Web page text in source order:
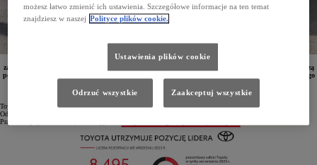
Toyota utrzymuje pozycję lidera polskiego rynku samochodów osobowych. Od początku roku
zarejestrowano już 67 118 aut marki, co zapewniło jej udział w rynku na poziomie 19,2%. Największą
popularnością wśród klientów cieszy się Corolla –zarejestrowano łącznie 18 405 egz. tego modelu. Aygo
segmentach.
Toyota po trzech kwartałach 2023 roku pozostaje liderem polskiego rynku samochodów osobowych.
Od początku roku zarejestrowano 67 118 aut marki, co zapewniło Toyocie 19,2-procentowy udział w rynku.
Prawie co piąte nowe auto, które wyjechało na polskie drogi w tym roku, to Toyota.
możesz łatwo zmienić ich ustawienia. Szczegółowe informacje na ten temat
znajdziesz w naszej Polityce plików cookie.
Ustawienia plików cookie
Odrzuć wszystkie Zaakceptuj wszystkie